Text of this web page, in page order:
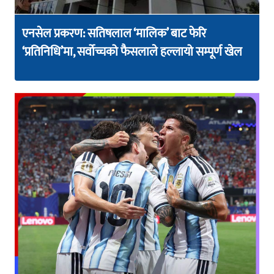
एनसेल प्रकरण: सतिषलाल ‘मालिक’ बाट फेरि
‘प्रतिनिधि’मा, सर्वोच्चको फैसलाले हल्लायो सम्पूर्ण खेल